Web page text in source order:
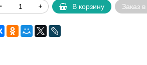
В корзину Заказ